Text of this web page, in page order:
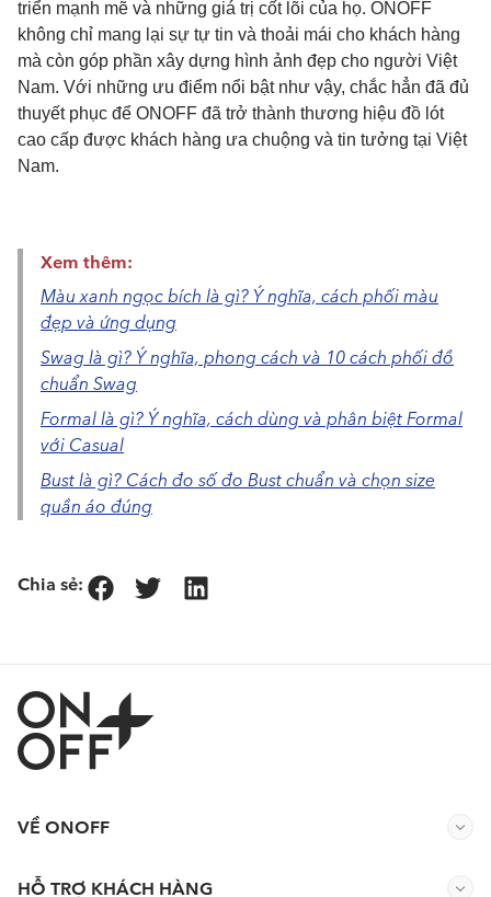
triển mạnh mẽ và những giá trị cốt lõi của họ. ONOFF
không chỉ mang lại sự tự tin và thoải mái cho khách hàng
mà còn góp phần xây dựng hình ảnh đẹp cho người Việt
Nam. Với những ưu điểm nổi bật như vậy, chắc hẳn đã đủ
thuyết phục để ONOFF đã trở thành thương hiệu đồ lót
cao cấp được khách hàng ưa chuộng và tin tưởng tại Việt
Nam.
Xem thêm:
Màu xanh ngọc bích là gì? Ý nghĩa, cách phối màu
đẹp và ứng dụng
Swag là gì? Ý nghĩa, phong cách và 10 cách phối đồ
chuẩn Swag
Formal là gì? Ý nghĩa, cách dùng và phân biệt Formal
với Casual
Bust là gì? Cách đo số đo Bust chuẩn và chọn size
quần áo đúng
Chia sẻ:
HỖ TRỢ KHÁCH HÀNG
VỀ ONOFF